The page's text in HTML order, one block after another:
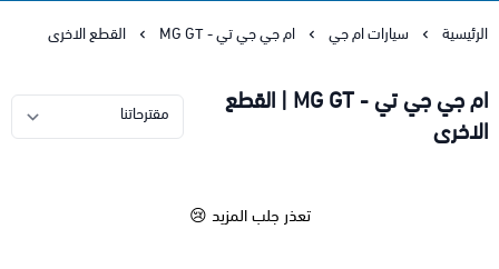
الرئيسية سيارات ام جي ام جي جي تي - MG GT القطع الاخرى
ام جي جي تي - MG GT | القطع
الاخرى
تعذر جلب المزيد 😢